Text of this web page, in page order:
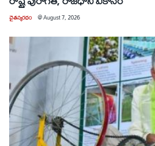
చైతన్యరధం @August 7, 2026